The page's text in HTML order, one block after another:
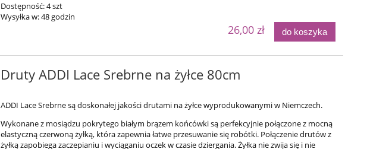
Dostępność:4 szt
Wysyłka w:48 godzin
26,00 zł do koszyka
Druty ADDI Lace Srebrne na żyłce 80cm
ADDI Lace Srebrne są doskonałej jakości drutami na żyłce wyprodukowanymi w Niemczech.
Wykonane z mosiądzu pokrytego białym brązem końcówki są perfekcyjnie połączone z mocną
elastyczną czerwoną żyłką, która zapewnia łatwe przesuwanie się robótki. Połączenie drutów z
żyłką zapobiega zaczepianiu i wyciąganiu oczek w czasie dziergania. Żyłka nie zwija się i nie